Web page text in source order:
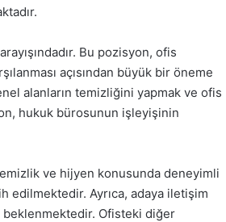
Bu pozisyon, ofis
açısından büyük bir öneme
alanların temizliğini yapmak ve ofis
hukuk bürosunun işleyişinin
ve hijyen konusunda deneyimli
edilmektedir. Ayrıca, adaya iletişim
Ofisteki diğer